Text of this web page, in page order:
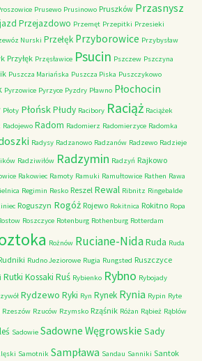
Prusewo Prusinowo Pruszków Przasnysz
Przejazdowo Przemęt Przepitki Przesieki
Nurski Przełęk Przyborowice Przybysław
Przyłęk Przęsławice Psucin Pszczew Pszczyna
Puszcza Mariańska Puszcza Piska Puszczykowo
Pyrzowice Pyrzyce Pyzdry Pławno Płochocin
Płoty PłońskPłudy Racibory Raciąż Raciążek
Radojewo Radom Radomierz Radomierzyce Radomka
Radysy Radzanowo Radzanów Radzewo Radzieje
Radziwiłów Radzymin Radzyń Rajkowo
Rakowiec Ramoty Ramuki Ramułtowice Rathen Rawa
Regimin Resko Reszel Rewal Ribnitz Ringebalde
Roguszyn Rogóż Rojewo Rokitnica Rokitno Ropa
Roszczyce Rotenburg Rothenburg Rotterdam
Rożnów Ruciane-NidaRuda Ruda
Rudno Jeziorowe Rugia Rungsted Ruszczyce
Rutki Kossaki Ruś Rybienko Rybno Rybojady
Rydzewo Ryki Ryn Rynek Rynia Rypin Ryte
Rzeszów Rzuców Rzymsko Rząśnik Różan Rąbież Rąblów
Sadowie Sadowne Węgrowskie Sady
Samotnik Sampława Sandau Sanniki Santok